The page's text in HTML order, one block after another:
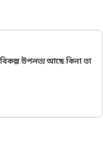
বিকল্প উপলভ্য আছে কিনা তা